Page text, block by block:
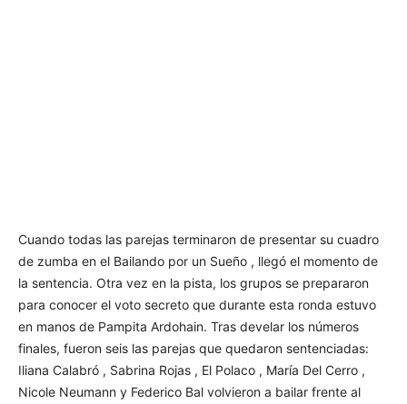
Cuando todas las parejas terminaron de presentar su cuadro
de zumba en el Bailando por un Sueño , llegó el momento de
la sentencia. Otra vez en la pista, los grupos se prepararon
para conocer el voto secreto que durante esta ronda estuvo
en manos de Pampita Ardohain. Tras develar los números
finales, fueron seis las parejas que quedaron sentenciadas:
Iliana Calabró , Sabrina Rojas , El Polaco , María Del Cerro ,
Nicole Neumann y Federico Bal volvieron a bailar frente al